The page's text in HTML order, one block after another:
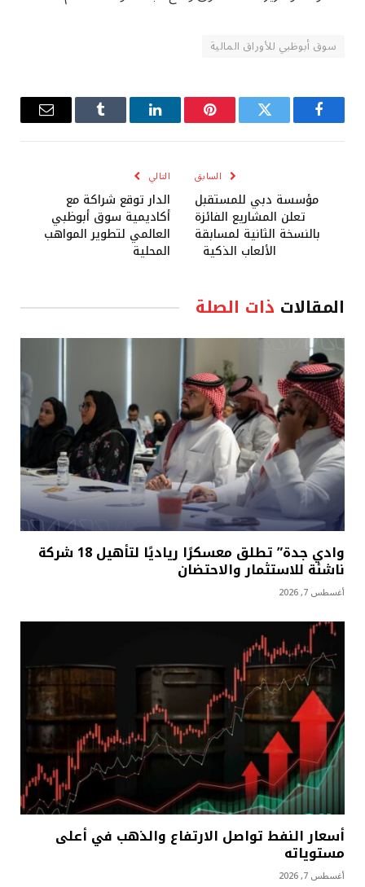
سوق أبوظبي للأوراق المالية
فيسبوك تويتر بينتيريستلينكدإن Tumblr
البريد
السابق
مؤسسة دبي للمستقبل
تعلن المشاريع الفائزة
بالنسخة الثانية لمسابقة
الألعاب الذكية
التالي
الدار توقع شراكة مع
أكاديمية سوق أبوظبي
العالمي لتطوير المواهب
المحلية
المقالات ذات الصلة
وادي جدة” تطلق معسكرًا رياديًا لتأهيل 18 شركة
ناشئة للاستثمار والاحتضان
أغسطس 7, 2026
أسعار النفط تواصل الارتفاع والذهب في أعلى
مستوياته
أغسطس 7, 2026